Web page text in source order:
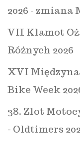
2026 - zmiana
VII Klamot
Różnych 2026
XVI
Bike Week
38. Zlot
- Oldtimers